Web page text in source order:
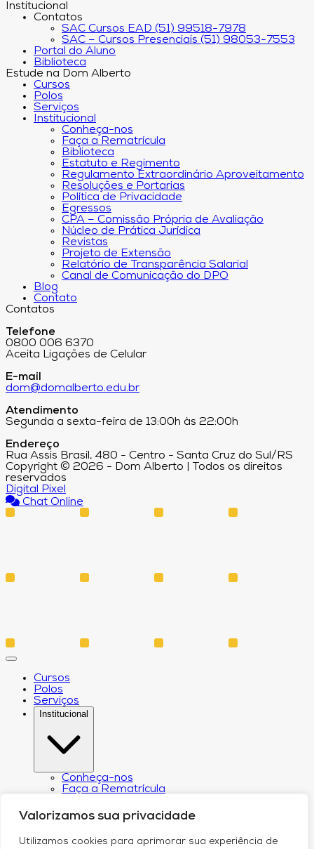
Valorizamos sua privacidade
Utilizamos cookies para aprimorar sua experiência de
Institucional
Contatos
SAC Cursos EAD (51) 99518-7978
SAC – Cursos Presenciais (51) 98053-7553
Portal do Aluno
Biblioteca
Estude na Dom Alberto
Cursos
Polos
Serviços
Institucional
Conheça-nos
Faça a Rematrícula
Biblioteca
Estatuto e Regimento
Regulamento Extraordinário Aproveitamento
Resoluções e Portarias
Política de Privacidade
Egressos
CPA – Comissão Própria de Avaliação
Núcleo de Prática Jurídica
Revistas
Projeto de Extensão
Relatório de Transparência Salarial
Canal de Comunicação do DPO
Blog
Contato
Contatos
Telefone
0800 006 6370
Aceita Ligações de Celular
E-mail
dom@domalberto.edu.br
Atendimento
Segunda a sexta-feira de 13:00h às 22:00h
Endereço
Rua Assis Brasil, 480 - Centro - Santa Cruz do Sul/RS
Copyright © 2026 - Dom Alberto | Todos os direitos
reservados
Digital Pixel
Chat Online
Cursos
Polos
Serviços
Institucional
Conheça-nos
Faça a Rematrícula
Estatuto e Regimento
Regulamento Extraordinário Aproveitamento
Resoluções e Portarias
Política de Privacidade